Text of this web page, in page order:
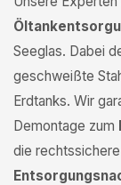
Seeglas. Dabei
geschweißte
Erdtanks. Wir
Demontage zum
die